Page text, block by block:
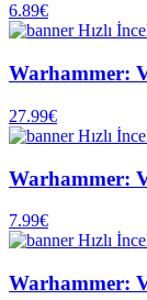
6.89€
Hızlı
Warhammer:
27.99€
Hızlı
Warhammer:
7.99€
Hızlı
Warhammer: